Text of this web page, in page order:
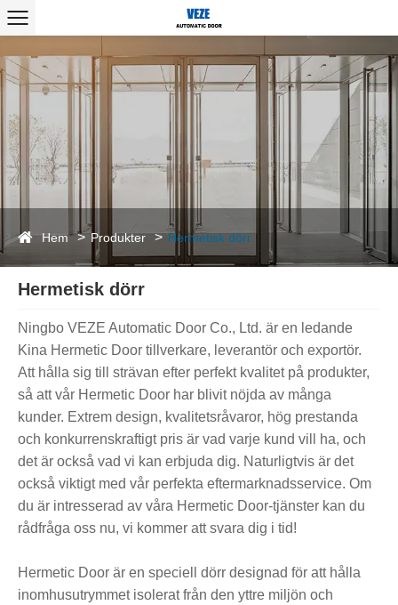
Hem Produkter Hermetisk dörr
Hermetisk dörr
Ningbo VEZE Automatic Door Co., Ltd. är en ledande
Kina Hermetic Door tillverkare, leverantör och exportör.
Att hålla sig till strävan efter perfekt kvalitet på produkter,
så att vår Hermetic Door har blivit nöjda av många
kunder. Extrem design, kvalitetsråvaror, hög prestanda
och konkurrenskraftigt pris är vad varje kund vill ha, och
det är också vad vi kan erbjuda dig. Naturligtvis är det
också viktigt med vår perfekta eftermarknadsservice. Om
du är intresserad av våra Hermetic Door-tjänster kan du
rådfråga oss nu, vi kommer att svara dig i tid!
Hermetic Door är en speciell dörr designad för att hålla
inomhusutrymmet isolerat från den yttre miljön och